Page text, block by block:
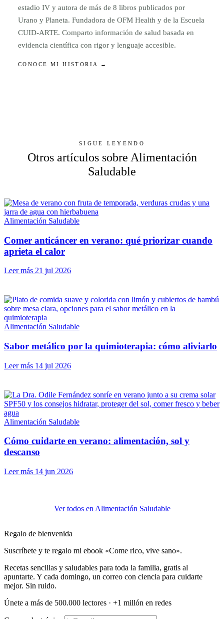
estadio IV y autora de más de 8 libros publicados por
Urano y Planeta. Fundadora de OFM Health y de la Escuela
CUID-ARTE. Comparto información de salud basada en
evidencia científica con rigor y lenguaje accesible.
CONOCE MI HISTORIA →
SIGUE LEYENDO
Otros artículos sobre Alimentación
Saludable
Alimentación Saludable
Comer anticáncer en verano: qué priorizar cuando
aprieta el calor
Leer más 21 jul 2026
Alimentación Saludable
Sabor metálico por la quimioterapia: cómo aliviarlo
Leer más 14 jul 2026
Alimentación Saludable
Cómo cuidarte en verano: alimentación, sol y
descanso
Leer más 14 jun 2026
Ver todos en Alimentación Saludable
Regalo de bienvenida
Suscríbete y te regalo mi ebook «Come rico, vive sano».
Recetas sencillas y saludables para toda la familia, gratis al
apuntarte. Y cada domingo, un correo con ciencia para cuidarte
mejor. Sin ruido.
Únete a más de 500.000 lectores · +1 millón en redes